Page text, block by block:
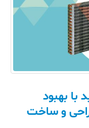
با بهبود
و ساخت